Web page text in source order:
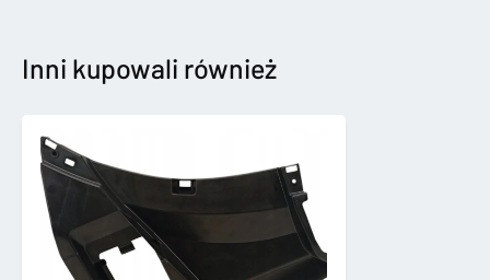
PLUS
KOMPLETNY
Inni kupowali również